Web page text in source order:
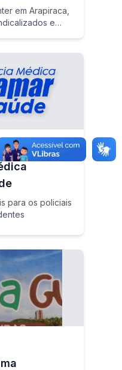
em Arapiraca,
e
para os policiais